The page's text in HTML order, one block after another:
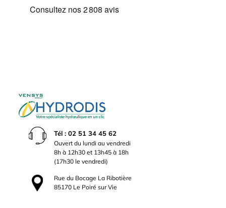
Tél : 02 51 34 45 62
Ouvert du lundi au vendredi
8h à 12h30 et 13h45 à 18h
(17h30 le vendredi)
Rue du Bocage La Ribotière
85170 Le Poiré sur Vie